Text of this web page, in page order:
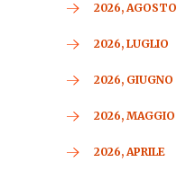
2026, AGOSTO
2026, LUGLIO
2026, GIUGNO
2026, MAGGIO
2026, APRILE